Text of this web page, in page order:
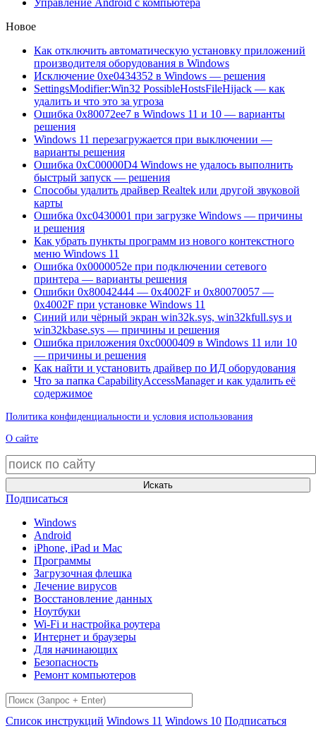
Управление Android с компьютера
Новое
Как отключить автоматическую установку приложений
производителя оборудования в Windows
Исключение 0xe0434352 в Windows — решения
SettingsModifier:Win32 PossibleHostsFileHijack — как
удалить и что это за угроза
Ошибка 0x80072ee7 в Windows 11 и 10 — варианты
решения
Windows 11 перезагружается при выключении —
варианты решения
Ошибка 0xC00000D4 Windows не удалось выполнить
быстрый запуск — решения
Способы удалить драйвер Realtek или другой звуковой
карты
Ошибка 0xc0430001 при загрузке Windows — причины
и решения
Как убрать пункты программ из нового контекстного
меню Windows 11
Ошибка 0x0000052e при подключении сетевого
принтера — варианты решения
Ошибки 0x80042444 — 0x4002F и 0x80070057 —
0x4002F при установке Windows 11
Синий или чёрный экран win32k.sys, win32kfull.sys и
win32kbase.sys — причины и решения
Ошибка приложения 0xc0000409 в Windows 11 или 10
— причины и решения
Как найти и установить драйвер по ИД оборудования
Что за папка CapabilityAccessManager и как удалить её
содержимое
Политика конфиденциальности и условия использования
О сайте
Искать
Подписаться
Windows
Android
iPhone, iPad и Mac
Программы
Загрузочная флешка
Лечение вирусов
Восстановление данных
Ноутбуки
Wi-Fi и настройка роутера
Интернет и браузеры
Для начинающих
Безопасность
Ремонт компьютеров
Список инструкций Windows 11 Windows 10 Подписаться